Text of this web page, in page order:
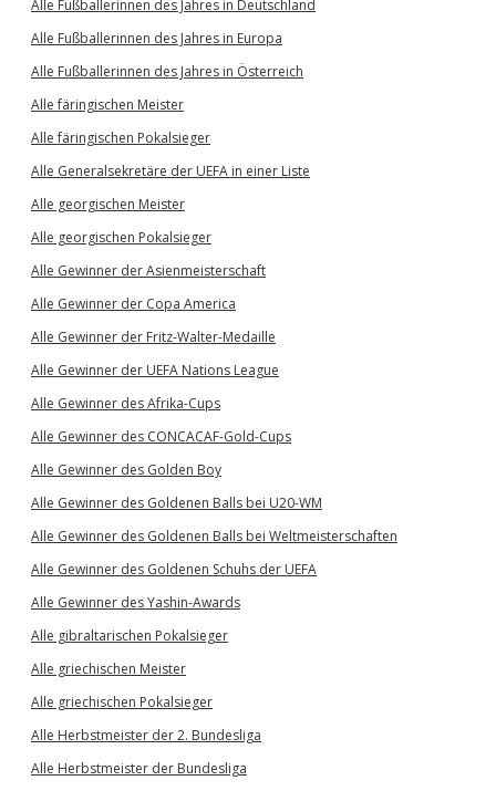
Alle Fußballerinnen des Jahres in Deutschland
Alle Fußballerinnen des Jahres in Europa
Alle Fußballerinnen des Jahres in Österreich
Alle färingischen Meister
Alle färingischen Pokalsieger
Alle Generalsekretäre der UEFA in einer Liste
Alle georgischen Meister
Alle georgischen Pokalsieger
Alle Gewinner der Asienmeisterschaft
Alle Gewinner der Copa America
Alle Gewinner der Fritz-Walter-Medaille
Alle Gewinner der UEFA Nations League
Alle Gewinner des Afrika-Cups
Alle Gewinner des CONCACAF-Gold-Cups
Alle Gewinner des Golden Boy
Alle Gewinner des Goldenen Balls bei U20-WM
Alle Gewinner des Goldenen Balls bei Weltmeisterschaften
Alle Gewinner des Goldenen Schuhs der UEFA
Alle Gewinner des Yashin-Awards
Alle gibraltarischen Pokalsieger
Alle griechischen Meister
Alle griechischen Pokalsieger
Alle Herbstmeister der 2. Bundesliga
Alle Herbstmeister der Bundesliga